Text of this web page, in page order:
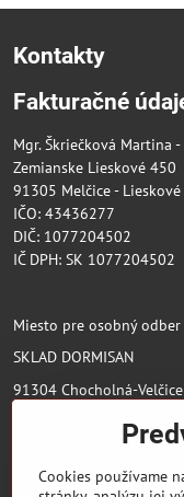
Kontakty
Fakturačné
Mgr. Škriečková Martina -
Zemianske Lieskové 450
91305 Melčice - Lieskové
IČO: 43436277
DIČ: 1077204502
IČ DPH: SK 1077204502
Miesto pre osobný
SKLAD DORMISAN
91304 Chocholná-
Pridajte sa k
Cookies používame